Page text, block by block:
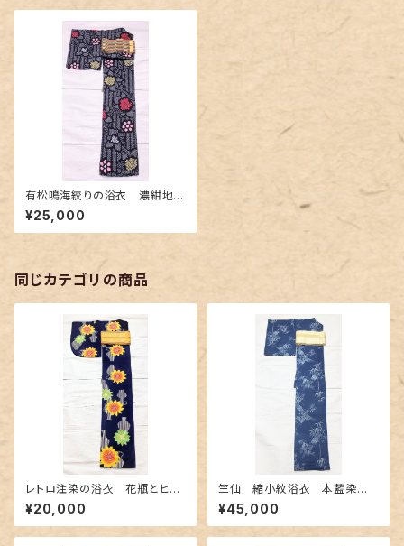
有松鳴海絞りの浴衣 濃紺地ひ
まわり柄
¥25,000
同じカテゴリの商品
レトロ注染の浴衣 花瓶とヒマ
ワリ柄
¥20,000
竺仙 縮小紋浴衣 本藍染
め〜長板中形の竹柄〜
¥45,000